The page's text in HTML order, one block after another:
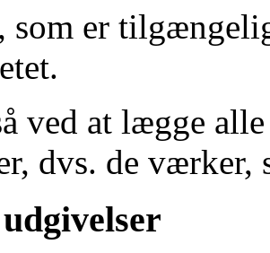
som er
ved at lægge
dvs. de værker,